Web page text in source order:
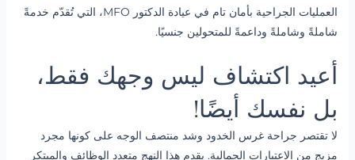
العمليات الجراحية بأمان تام في عيادة الدكتور MFO، التي تُقدّم خدمةً
شاملةً وشاملةً وداعمةً للمتحولين جنسيًا.
أعيد اكتشاف ليس وجهك فقط،
بل نفسك أيضًا!
لا تقتصر جراحة غرس الخدود وشد منتصف الوجه على كونها مجرد
مزيج من الاعتبارات الجمالية. يقدم هذا النهج متعدد الوظائف والمبتكر